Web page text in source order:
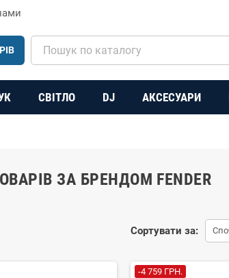
СВІТЛО DJ АКСЕСУАРИ
ЗА БРЕНДОМ FENDER
Сортувати за:
-4 759 ГРН.